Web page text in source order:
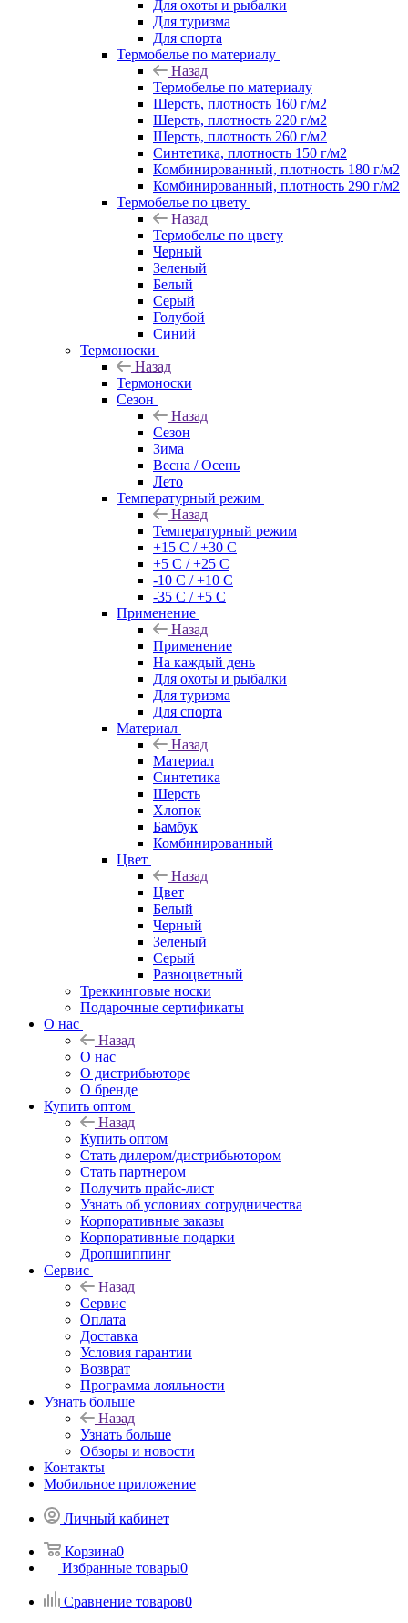
Для охоты и рыбалки
Для туризма
Для спорта
Термобелье по материалу
Назад
Термобелье по материалу
Шерсть, плотность 160 г/м2
Шерсть, плотность 220 г/м2
Шерсть, плотность 260 г/м2
Синтетика, плотность 150 г/м2
Комбинированный, плотность 180 г/м2
Комбинированный, плотность 290 г/м2
Термобелье по цвету
Назад
Термобелье по цвету
Черный
Зеленый
Белый
Серый
Голубой
Синий
Термоноски
Назад
Термоноски
Сезон
Назад
Сезон
Зима
Весна / Осень
Лето
Температурный режим
Назад
Температурный режим
+15 С / +30 С
+5 С / +25 С
-10 С / +10 С
-35 С / +5 С
Применение
Назад
Применение
На каждый день
Для охоты и рыбалки
Для туризма
Для спорта
Материал
Назад
Материал
Синтетика
Шерсть
Хлопок
Бамбук
Комбинированный
Цвет
Назад
Цвет
Белый
Черный
Зеленый
Серый
Разноцветный
Треккинговые носки
Подарочные сертификаты
О нас
Назад
О нас
О дистрибьюторе
О бренде
Купить оптом
Назад
Купить оптом
Стать дилером/дистрибьютором
Стать партнером
Получить прайс-лист
Узнать об условиях сотрудничества
Корпоративные заказы
Корпоративные подарки
Дропшиппинг
Сервис
Назад
Сервис
Оплата
Доставка
Условия гарантии
Возврат
Программа лояльности
Узнать больше
Назад
Узнать больше
Обзоры и новости
Контакты
Мобильное приложение
Личный кабинет
Корзина0
Избранные товары0
Сравнение товаров0